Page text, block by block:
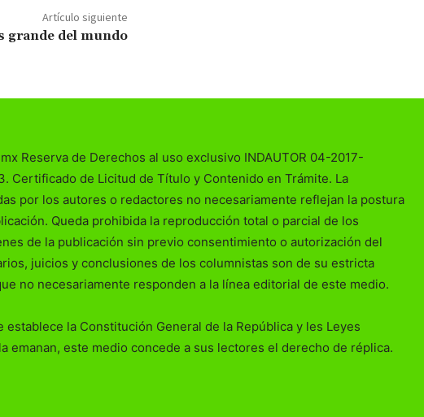
Artículo siguiente
grande del mundo
Reserva de Derechos al uso exclusivo INDAUTOR 04-2017-
Certificado de Licitud de Título y Contenido en Trámite. La
por los autores o redactores no necesariamente reflejan la postura
Queda prohibida la reproducción total o parcial de los
de la publicación sin previo consentimiento o autorización del
juicios y conclusiones de los columnistas son de su estricta
no necesariamente responden a la línea editorial de este medio.
establece la Constitución General de la República y les Leyes
emanan, este medio concede a sus lectores el derecho de réplica.